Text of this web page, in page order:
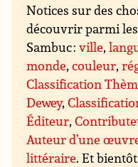
Notices sur des
découvrir parmi
Sambuc :ville,
monde,couleur,
Classification
Dewey,
Éditeur,
Auteur d’une
littéraire. Et